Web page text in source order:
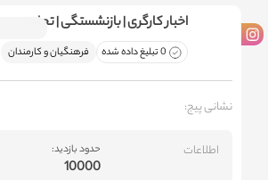
اخبار کارگری | بازنشستگی | تجارت
0 تبلیغ داده شده فرهنگیان و کارمندان
نشانی پیج:
اطلاعات حدود بازدید:
10000